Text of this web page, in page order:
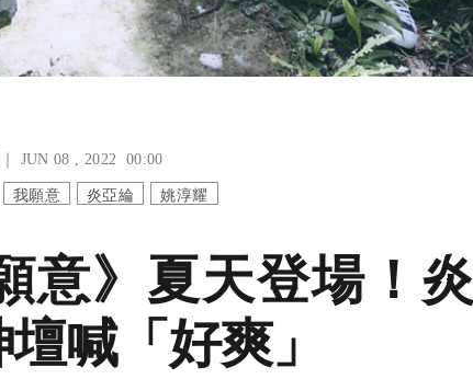
｜ JUN 08 , 2022 00:00
我願意 炎亞綸 姚淳耀
意》夏天登場！炎
喊「好爽」